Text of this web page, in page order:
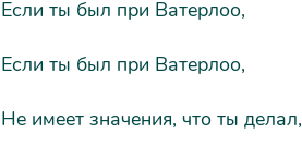
Если ты был при Ватерлоо,
Если ты был при Ватерлоо,
Не имеет значения, что ты делал,